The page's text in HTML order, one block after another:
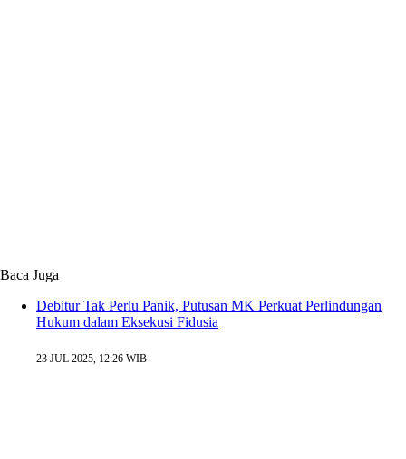
Baca Juga
Debitur Tak Perlu Panik, Putusan MK Perkuat Perlindungan
Hukum dalam Eksekusi Fidusia
23 JUL 2025, 12:26 WIB